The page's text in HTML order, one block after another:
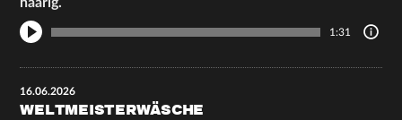
1:31
16.06.2026
WELTMEISTERWÄSCHE